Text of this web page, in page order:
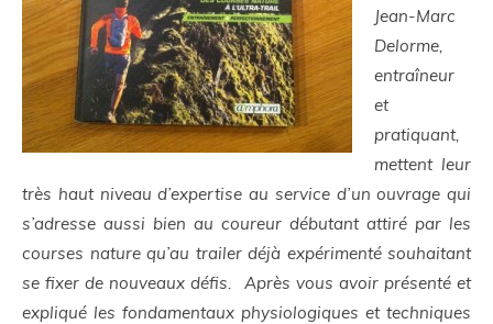
Jean-Marc
Delorme,
entraîneur
et
pratiquant,
mettent leur
très haut niveau d’expertise au service d’un ouvrage qui
s’adresse aussi bien au coureur débutant attiré par les
courses nature qu’au trailer déjà expérimenté souhaitant
se fixer de nouveaux défis. Après vous avoir présenté et
expliqué les fondamentaux physiologiques et techniques